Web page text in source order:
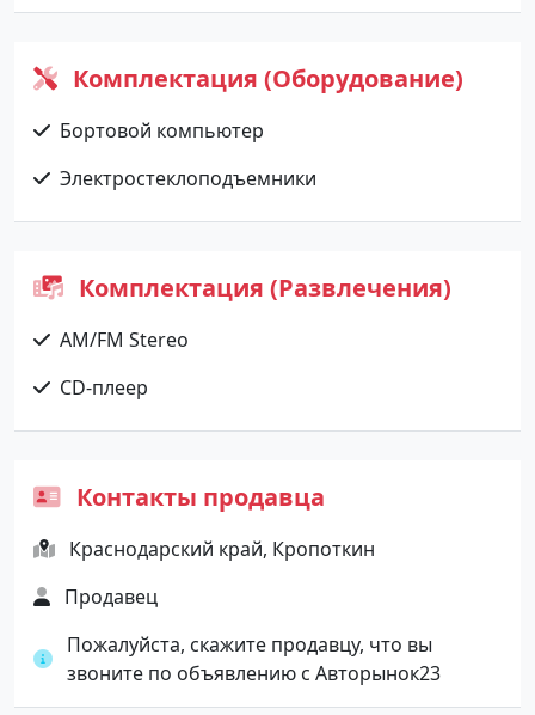
Комплектация (Оборудование)
Бортовой компьютер
Электростеклоподъемники
Комплектация (Развлечения)
AM/FM Stereo
CD-плеер
Контакты продавца
Краснодарский край, Кропоткин
Продавец
Пожалуйста, скажите продавцу, что вы
звоните по объявлению с Авторынок23